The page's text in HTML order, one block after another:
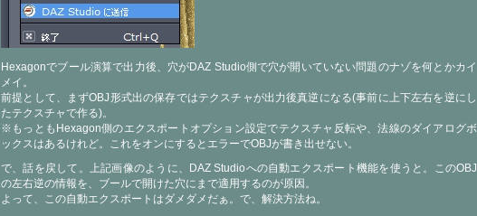
Hexagonでブール演算で出力後、穴がDAZ Studio側で穴が開いていない問題のナゾを何とかカイ
メイ。
前提として、まずOBJ形式出の保存ではテクスチャが出力後真逆になる(事前に上下左右を逆にし
たテクスチャで作る)。
※もっともHexagon側のエクスポートオプション設定でテクスチャ反転や、法線のダイアログボ
ックスはあるけれど。これをオンにするとエラーでOBJが書き出せない。
で、話を戻して。上記画像のように、DAZ Studioへの自動エクスポート機能を使うと。このOBJ
の左右逆の情報を、ブールで開けた穴にまで適用するのが原因。
よって、この自動エクスポートはダメダメだぁ。で、解決方法ね。